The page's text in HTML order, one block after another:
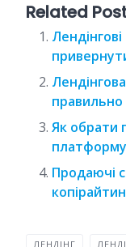
Related
правильно
Як обрати
Продаючі
ЛЕНДІНГ